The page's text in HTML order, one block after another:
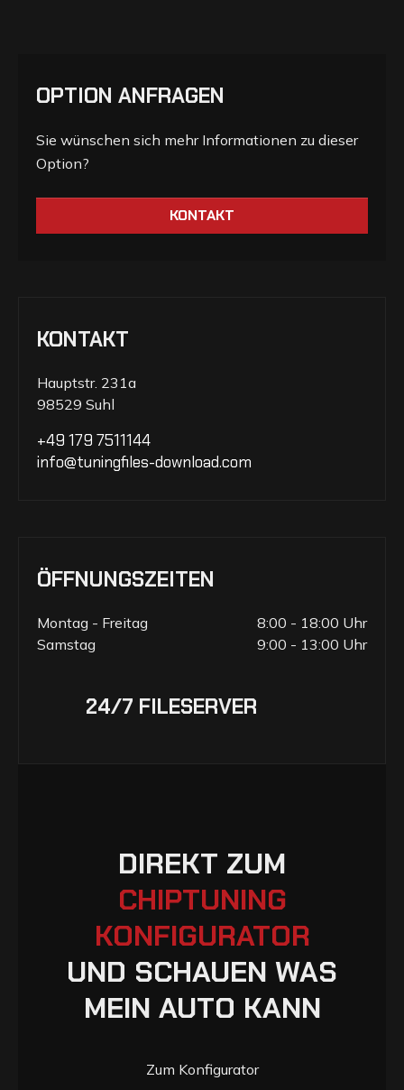
OPTION ANFRAGEN
Sie wünschen sich mehr Informationen zu dieser
Option?
KONTAKT
KONTAKT
Hauptstr. 231a
98529 Suhl
+49 179 7511144
info@tuningfiles-download.com
ÖFFNUNGSZEITEN
Montag - Freitag
8:00 - 18:00 Uhr
Samstag
9:00 - 13:00 Uhr
24/7 FILESERVER
DIREKT ZUM
CHIPTUNING
KONFIGURATOR
UND SCHAUEN WAS
MEIN AUTO KANN
Zum Konfigurator